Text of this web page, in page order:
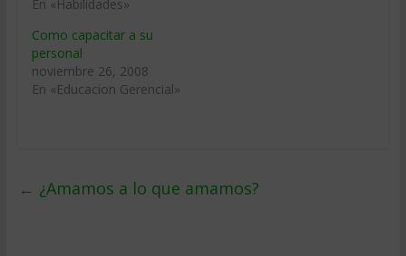
En «Habilidades»
Como capacitar a su
personal
noviembre 26, 2008
En «Educacion Gerencial»
← ¿Amamos a lo que amamos?